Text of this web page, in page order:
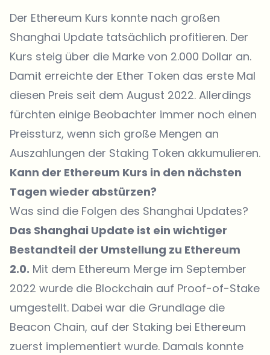
Der Ethereum Kurs konnte nach großen
Shanghai Update tatsächlich profitieren. Der
Kurs steig über die Marke von 2.000 Dollar an.
Damit erreichte der Ether Token das erste Mal
diesen Preis seit dem August 2022. Allerdings
fürchten einige Beobachter immer noch einen
Preissturz, wenn sich große Mengen an
Auszahlungen der Staking Token akkumulieren.
Kann der Ethereum Kurs in den nächsten
Tagen wieder abstürzen?
Was sind die Folgen des Shanghai Updates?
Das Shanghai Update ist ein wichtiger
Bestandteil der Umstellung zu Ethereum
2.0. Mit dem Ethereum Merge im September
2022 wurde die Blockchain auf Proof-of-Stake
umgestellt. Dabei war die Grundlage die
Beacon Chain, auf der Staking bei Ethereum
zuerst implementiert wurde. Damals konnte